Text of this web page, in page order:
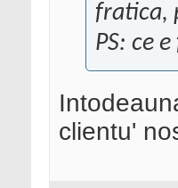
fratica,
PS: ce
clientu'